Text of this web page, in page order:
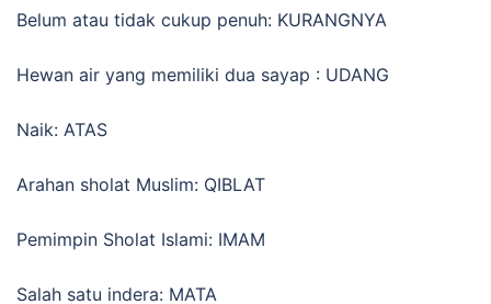
Belum atau tidak cukup penuh: KURANGNYA
Hewan air yang memiliki dua sayap : UDANG
Naik: ATAS
Arahan sholat Muslim: QIBLAT
Pemimpin Sholat Islami: IMAM
Salah satu indera: MATA